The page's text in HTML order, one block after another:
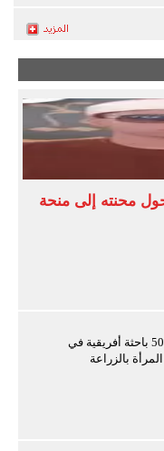
محنته إلى منحة
باحثة مصرية ضمن 50 باحثة أفريقية في
بالزراعة